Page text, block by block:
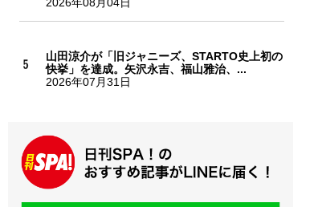
2026年08月04日
山田涼介が「旧ジャニーズ、STARTO史上初の
快挙」を達成。矢沢永吉、福山雅治、...
2026年07月31日